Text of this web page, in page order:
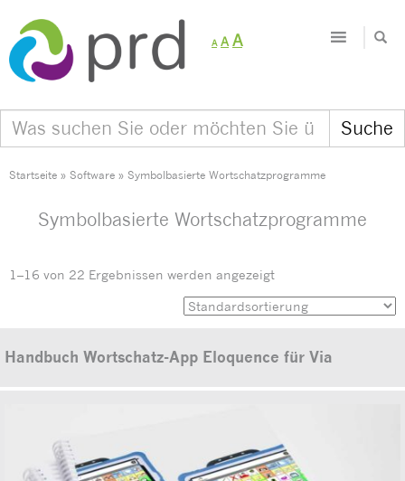
A
Decrease
font
A Reset
AIncrease
Startseite » Software » Symbolbasierte Wortschatzprogramme
Symbolbasierte Wortschatzprogramme
1–16 von 22 Ergebnissen werden angezeigt
Handbuch Wortschatz-App Eloquence für Via